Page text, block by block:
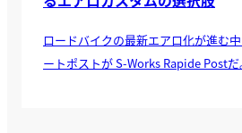
ロードバイクの最新エアロ化が進む
ートポストが S-Works Rapide Post